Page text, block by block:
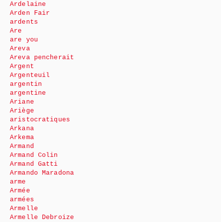
Ardelaine
Arden Fair
ardents
Are
are you
Areva
Areva pencherait
Argent
Argenteuil
argentin
argentine
Ariane
Ariège
aristocratiques
Arkana
Arkema
Armand
Armand Colin
Armand Gatti
Armando Maradona
arme
Armée
armées
Armelle
Armelle Debroize